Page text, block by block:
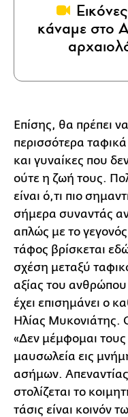
κάναμε στο
Επίσης, θα πρέπει
περισσότερα
και γυναίκες που
ούτε η ζωή τους.
είναι ό,τι πιο
σήμερα συναντάς
απλώς με το γεγονός
τάφος βρίσκεται
σχέση μεταξύ
αξίας του
έχει επισημάνει ο
Ηλίας Μυκονιάτης.
«Δεν μέμφομαι τους
μαυσωλεία εις
ασήμων.
στολίζεται το
τάσις είναι κοινόν